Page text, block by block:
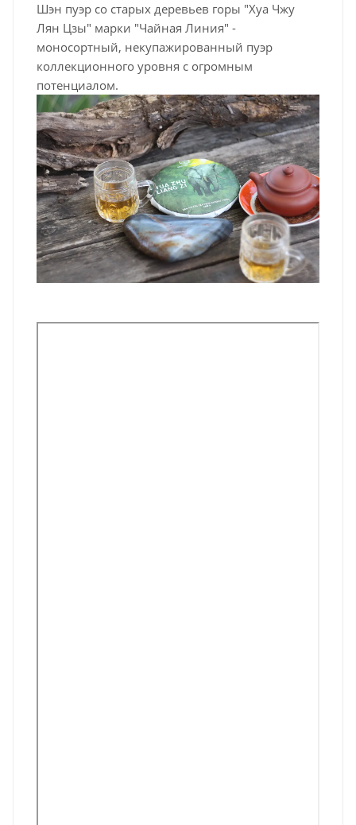
Шэн пуэр со старых деревьев горы "Хуа Чжу
Лян Цзы" марки "Чайная Линия" -
моносортный, некупажированный пуэр
коллекционного уровня с огромным
потенциалом.